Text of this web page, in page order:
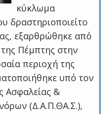
κύκλωμα
δραστηριοποιείτο
εξαρθρώθηκε από
Πέμπτης στην
περιοχή της
υπό τον
Ασφαλείας &
(Δ.Α.Π.ΘΑ.Σ.),